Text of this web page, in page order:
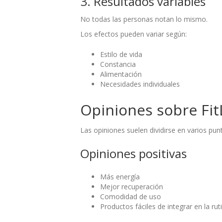
No todas las personas notan lo mismo.
Los efectos pueden variar según:
Estilo de vida
Constancia
Alimentación
Necesidades individuales
Opiniones sobre
Las opiniones suelen dividirse en varios
Opiniones positivas
Más energía
Mejor recuperación
Comodidad de uso
Productos fáciles de integrar en la